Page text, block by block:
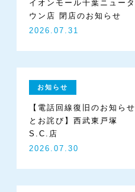
イオンモール千葉ニュータ
ウン店 閉店のお知らせ
2026.07.31
お知らせ
【電話回線復旧のお知らせ
とお詫び】西武東戸塚
S.C.店
2026.07.30